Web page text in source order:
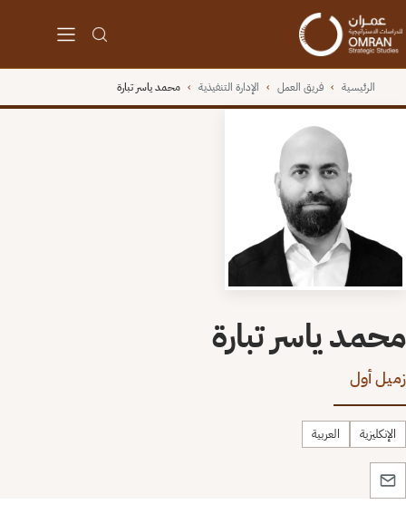
الرئيسية › فريق العمل › الإدارة التنفيذية › محمد ياسر تبارة
محمد ياسر تبارة
زميل أول
الإنكليزية العربية